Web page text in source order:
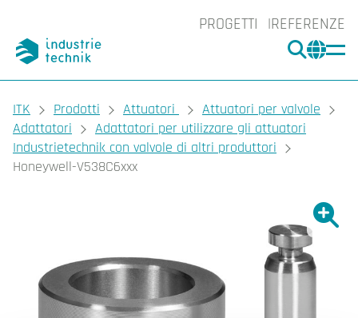
PROGETTI REFERENZE
CERCA
You are here:
ITK Prodotti Attuatori
Attuatori per valvole
Adattatori
Adattatori per utilizzare gli attuatori
Industrietechnik con valvole di altri produttori
Honeywell-V538C6xxx